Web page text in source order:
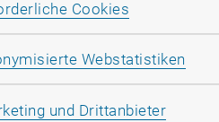
endlich den
Der Virtualizer
diesem Gerät
springt oder
Cookies
Webstatistiken
und Drittanbieter